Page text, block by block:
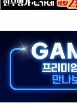
명
선·대선 직격탄' 우려